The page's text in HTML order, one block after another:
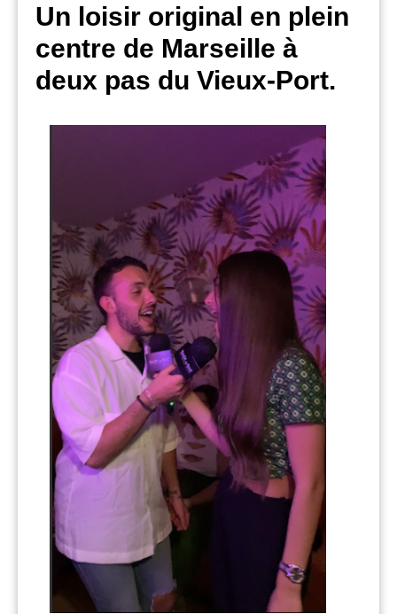
Un loisir original en plein
centre de Marseille à
deux pas du Vieux-Port.